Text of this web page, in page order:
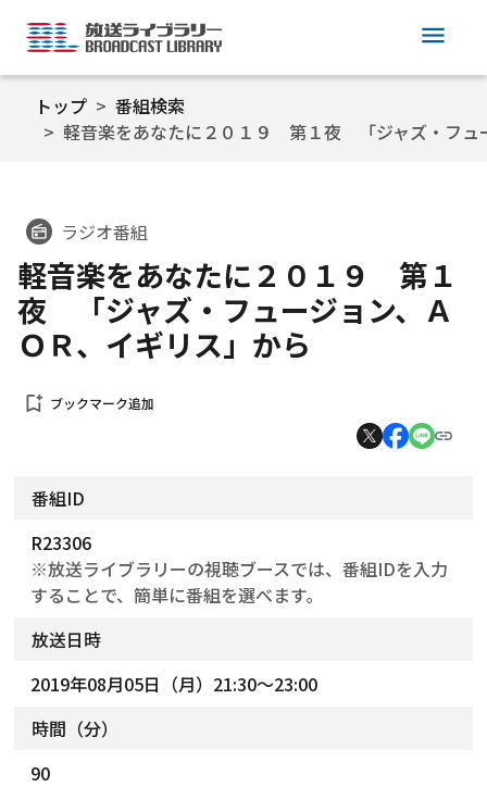
menu
トップ
番組検索
軽音楽をあなたに２０１９ 第１夜 「ジャズ・フュ
radio ラジオ番組
軽音楽をあなたに２０１９ 第１
夜 「ジャズ・フュージョン、Ａ
ＯＲ、イギリス」から
bookmark_add ブックマーク追加
番組ID
R23306
※放送ライブラリーの視聴ブースでは、番組IDを入力
することで、簡単に番組を選べます。
放送日時
2019年08月05日（月）21:30～23:00
時間（分）
90